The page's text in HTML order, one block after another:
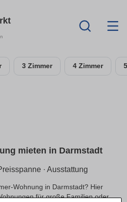
3 Zimmer 4 Zimmer
mieten in Darmstadt
· Ausstattung
Wohnung in Darmstadt? Hier
für große Familien oder